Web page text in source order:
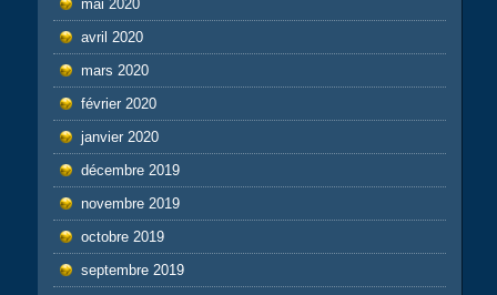
mai 2020
avril 2020
mars 2020
février 2020
janvier 2020
décembre 2019
novembre 2019
octobre 2019
septembre 2019